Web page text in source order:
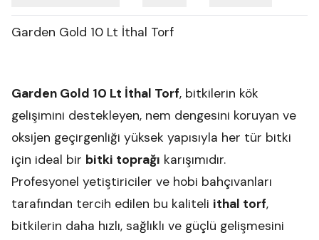
Garden Gold 10 Lt İthal Torf
Garden Gold 10 Lt İthal Torf, bitkilerin kök
gelişimini destekleyen, nem dengesini koruyan ve
oksijen geçirgenliği yüksek yapısıyla her tür bitki
için ideal bir bitki toprağı karışımıdır.
Profesyonel yetiştiriciler ve hobi bahçıvanları
tarafından tercih edilen bu kaliteli ithal torf,
bitkilerin daha hızlı, sağlıklı ve güçlü gelişmesini